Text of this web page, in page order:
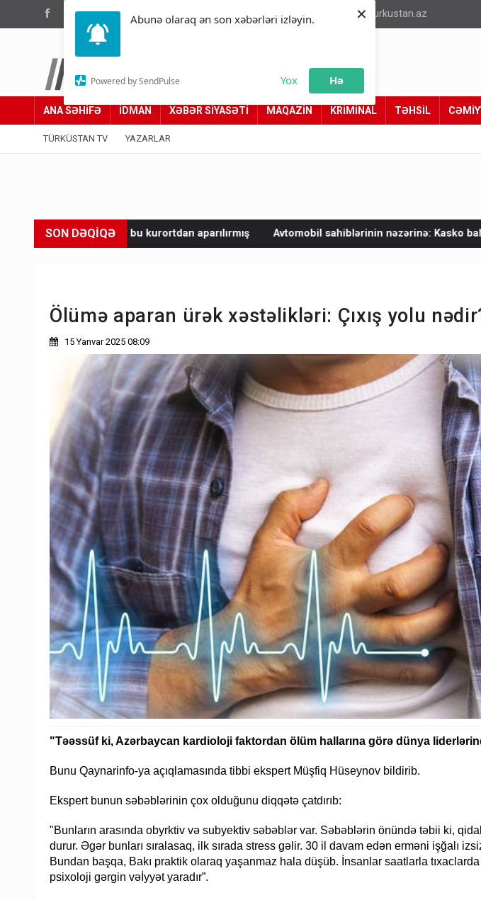
Abunə olaraq ən son xəbərləri izləyin.
Powered by SendPulse Yox Hə
×
(012) 449 94 05 info@turkustan.az
Türküstan.az
Adımız yolumuzdur
ANA SƏHİFƏ İDMAN XƏBƏR SİYASƏTİ MAQAZİN KRİMİNAL TƏHSİL
TÜRKÜSTAN TV YAZARLAR
SON DƏQİQƏ
bu kurortdan aparılırmış Avtomobil sahiblərinin nəzərinə: Kasko bahalaşır - SƏBƏBLƏR
Ölümə aparan ürək xəstəlikləri: Çıxış yolu
15 Yanvar 2025 08:09
"Təəssüf ki, Azərbaycan kardioloji faktordan ölüm hallarına görə dünya
Bunu Qaynarinfo-ya açıqlamasında tibbi ekspert Müşfiq Hüseynov bildirib.
Ekspert bunun səbəblərinin çox olduğunu diqqətə çatdırıb:
"Bunların arasında obyrktiv və subyektiv səbəblər var. Səbəblərin önündə təbii ki,
durur. Əgər bunları sıralasaq, ilk sırada stress gəlir. 30 il davam edən erməni işğalı
Bundan başqa, Bakı praktik olaraq yaşanmaz hala düşüb. İnsanlar saatlarla
psixoloji gərgin vəİyyət yaradır”.